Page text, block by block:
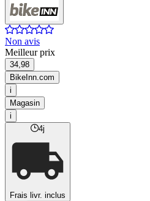
Non avis
Meilleur prix
34,98
BikeInn.com
i
Magasin
i
4j
Frais livr. inclus